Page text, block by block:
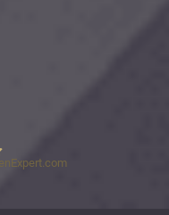
Immobilienbewertung